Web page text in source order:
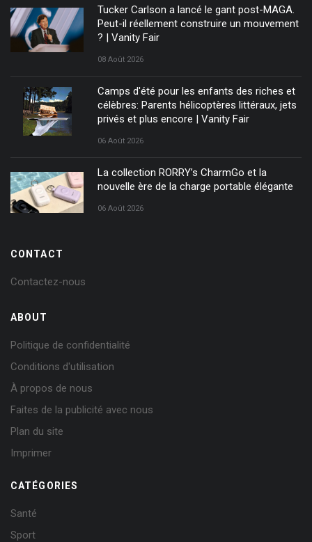
Tucker Carlson a lancé le gant post-MAGA.
Peut-il réellement construire un mouvement
? | Vanity Fair
08 Août 2026
Camps d'été pour les enfants des riches et
célèbres: Parents hélicoptères littéraux, jets
privés et plus encore | Vanity Fair
06 Août 2026
La collection RORRY’s CharmGo et la
nouvelle ère de la charge portable élégante
06 Août 2026
CONTACT
Contactez-nous
ABOUT
Politique de confidentialité
Conditions d'utilisation
À propos de nous
Faites de la publicité avec nous
Plan du site
Imprimer
CATÉGORIES
Santé
Sport